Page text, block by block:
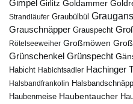
Gimpel Girlitz Goldammer
Strandläufer Graubülbül Graugans
Grauschnäpper Grauspecht
Rötelseeweiher Großmöwen
Grünschenkel Grünspecht
Habicht Habichtsadler Hachinger
Halsbandfrankolin
Haubenmeise Haubentaucher